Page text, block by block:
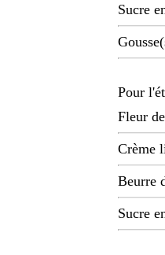
Sucre
Pour
Fleur
Crème
Beurre
Sucre